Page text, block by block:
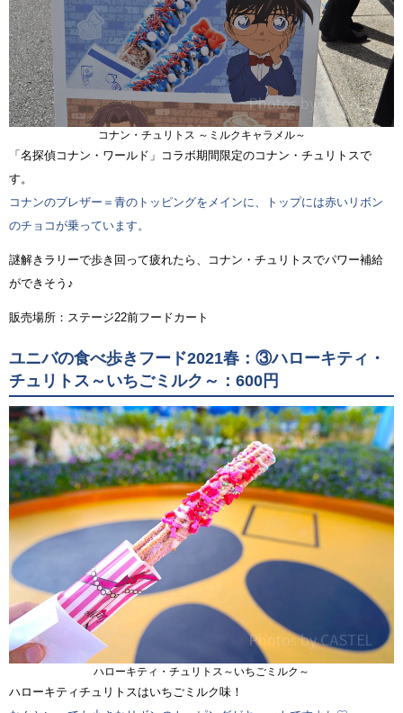
コナン・チュリトス ～ミルクキャラメル～
「名探偵コナン・ワールド」コラボ期間限定のコナン・チュリトスで
す。
コナンのブレザー＝青のトッピングをメインに、トップには赤いリボン
のチョコが乗っています。
謎解きラリーで歩き回って疲れたら、コナン・チュリトスでパワー補給
ができそう♪
販売場所：ステージ22前フードカート
ユニバの食べ歩きフード2021春：③ハローキティ・
チュリトス～いちごミルク～：600円
ハローキティ・チュリトス～いちごミルク～
ハローキティチュリトスはいちごミルク味！